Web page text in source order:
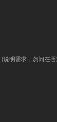
(说明需求，勿问在否)